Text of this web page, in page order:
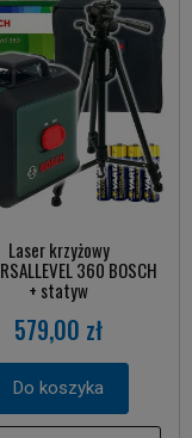
Laser krzyżowy
360 BOSCH
+ statyw
579,00 zł
Do koszyka